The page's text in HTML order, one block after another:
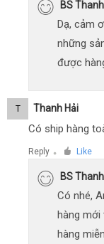
BS
Dạ, cảm
những
được
T Thanh Hải
Có ship hàng
Reply ● Like
BS
Có nhé,
hàng
hàng